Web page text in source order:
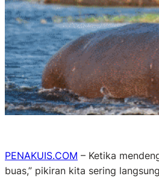
PENAKUIS.COM – Ketika
buas,” pikiran kita sering